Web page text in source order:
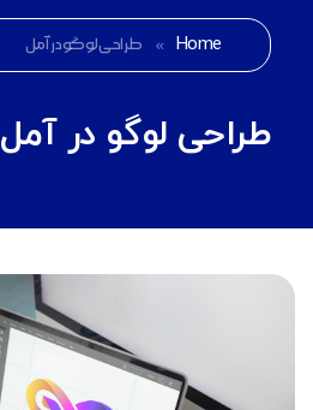
Home
» طراحی لوگو در آمل
طراحی لوگو در آمل